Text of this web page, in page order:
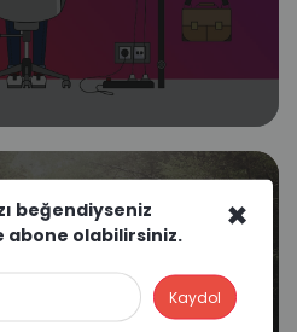
×
beğendiyseniz
olabilirsiniz.